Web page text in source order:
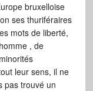
bruxelloise
ses thuriféraires
mots de liberté,
, de
leur sens, il ne
pas trouvé un